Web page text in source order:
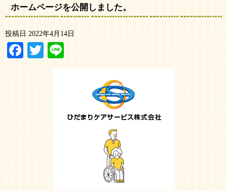
ホームページを公開しました。
投稿日 2022年4月14日
Facebook
Twitter